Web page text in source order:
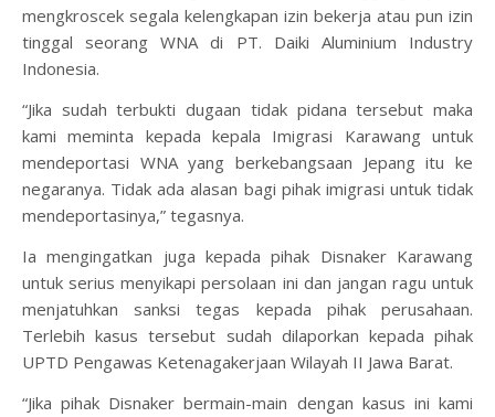
mengkroscek segala kelengkapan izin bekerja atau pun izin
tinggal seorang WNA di PT. Daiki Aluminium Industry
Indonesia.
“Jika sudah terbukti dugaan tidak pidana tersebut maka
kami meminta kepada kepala Imigrasi Karawang untuk
mendeportasi WNA yang berkebangsaan Jepang itu ke
negaranya. Tidak ada alasan bagi pihak imigrasi untuk tidak
mendeportasinya,” tegasnya.
Ia mengingatkan juga kepada pihak Disnaker Karawang
untuk serius menyikapi persolaan ini dan jangan ragu untuk
menjatuhkan sanksi tegas kepada pihak perusahaan.
Terlebih kasus tersebut sudah dilaporkan kepada pihak
UPTD Pengawas Ketenagakerjaan Wilayah II Jawa Barat.
“Jika pihak Disnaker bermain-main dengan kasus ini kami